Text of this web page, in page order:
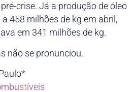
crise. Já a produção de óleo
458 milhões de kg em abril,
em 341 milhões de kg.
não se pronunciou.